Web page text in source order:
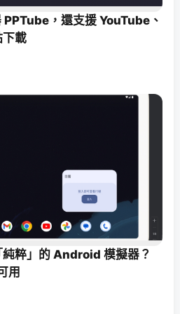
，還支援 YouTube、
載
粹」的 Android 模擬器？
用